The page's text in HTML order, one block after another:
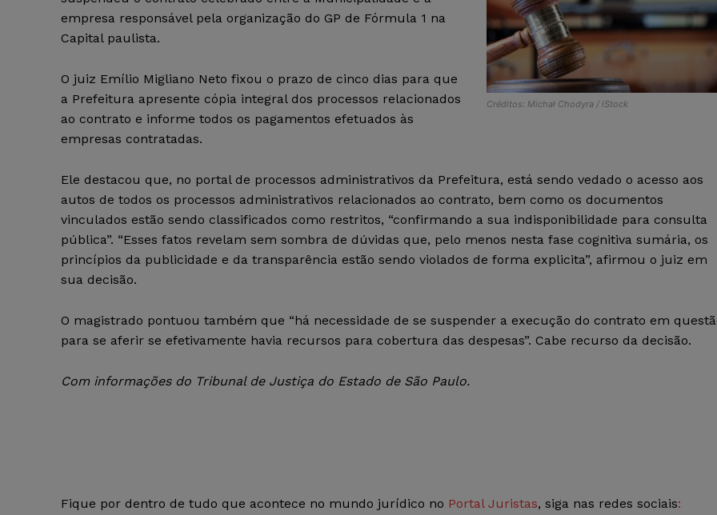
Créditos: Michał Chodyra / iStock
empresa responsável pela organização do GP de Fórmula 1 na
Capital paulista.
O juiz Emílio Migliano Neto fixou o prazo de cinco dias para que
a Prefeitura apresente cópia integral dos processos relacionados
ao contrato e informe todos os pagamentos efetuados às
empresas contratadas.
Ele destacou que, no portal de processos administrativos da Prefeitura, está sendo vedado o acesso aos
autos de todos os processos administrativos relacionados ao contrato, bem como os documentos
vinculados estão sendo classificados como restritos, “confirmando a sua indisponibilidade para consulta
pública”. “Esses fatos revelam sem sombra de dúvidas que, pelo menos nesta fase cognitiva sumária, os
princípios da publicidade e da transparência estão sendo violados de forma explicita”, afirmou o juiz em
sua decisão.
O magistrado pontuou também que “há necessidade de se suspender a execução do contrato em
para se aferir se efetivamente havia recursos para cobertura das despesas”. Cabe recurso da decisão.
Com informações do Tribunal de Justiça do Estado de São Paulo.
Fique por dentro de tudo que acontece no mundo jurídico no Portal Juristas, siga nas redes sociais: